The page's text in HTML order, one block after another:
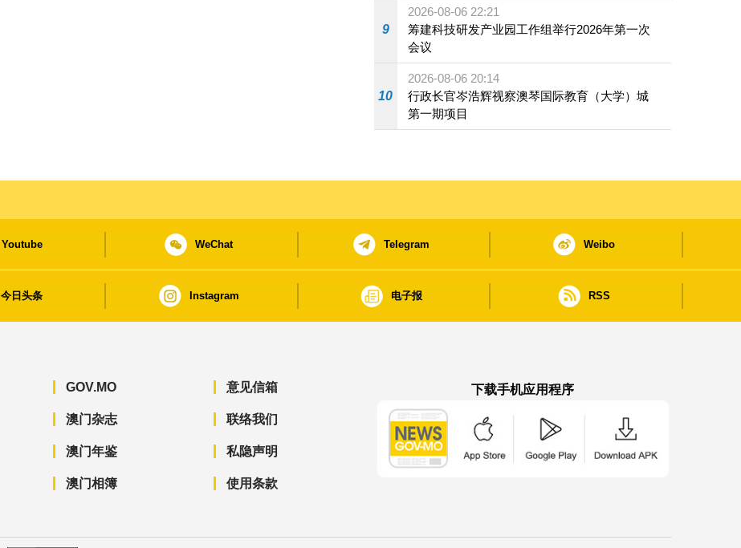
9
2026-08-06 22:21
筹建科技研发产业园工作组举行2026年第一次
会议
10
2026-08-06 20:14
行政长官岑浩辉视察澳琴国际教育（大学）城
第一期项目
Youtube WeChat Telegram Weibo
今日头条 Instagram 电子报 RSS
GOV.MO
澳门杂志
澳门年鉴
澳门相簿
意见信箱
联络我们
私隐声明
使用条款
下载手机应用程序